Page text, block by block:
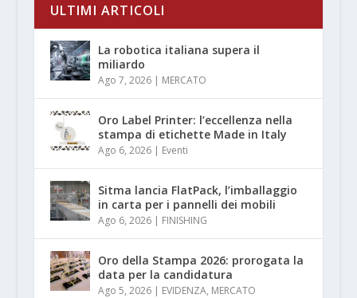
ULTIMI ARTICOLI
La robotica italiana supera il
miliardo
Ago 7, 2026| MERCATO
Oro Label Printer: l’eccellenza nella
stampa di etichette Made in Italy
Ago 6, 2026| Eventi
Sitma lancia FlatPack, l’imballaggio
in carta per i pannelli dei mobili
Ago 6, 2026| FINISHING
Oro della Stampa 2026: prorogata la
data per la candidatura
Ago 5, 2026| EVIDENZA, MERCATO